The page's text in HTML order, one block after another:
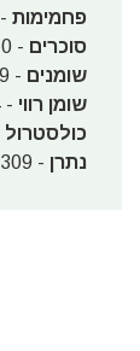
פחמימות - 4.4 גרם
סוכרים - 0 גרם
שומנים - 15.9 גרם
שומן רווי - 4.4 גרם
כולסטרול
נתרן - 309 מ"ג